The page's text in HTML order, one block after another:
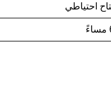
احتياطي